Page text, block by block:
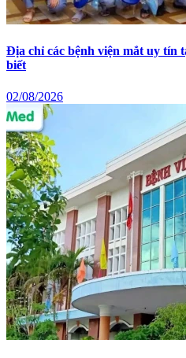
Địa chỉ các bệnh viện mắt uy tín
biết
02/08/2026